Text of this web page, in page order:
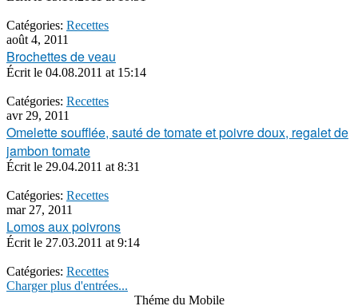
Catégories: Recettes
août 4, 2011
Brochettes de veau
Écrit le 04.08.2011 at 15:14
Catégories: Recettes
avr 29, 2011
Omelette soufflée, sauté de tomate et poivre doux, regalet de
jambon tomate
Écrit le 29.04.2011 at 8:31
Catégories: Recettes
mar 27, 2011
Lomos aux poivrons
Écrit le 27.03.2011 at 9:14
Catégories: Recettes
Charger plus d'entrées...
Théme du Mobile